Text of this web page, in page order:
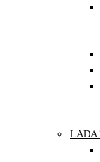
LADA